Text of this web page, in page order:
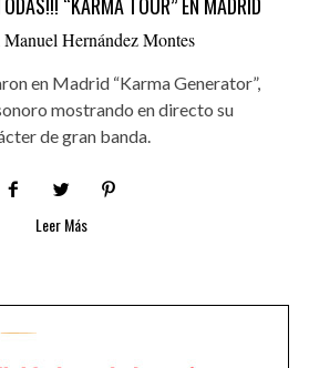
Hernández Montes
en Madrid “Karma Generator”,
mostrando en directo su
de gran banda.
Leer Más